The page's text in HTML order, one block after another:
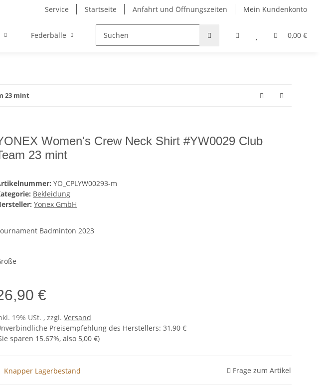
Service Startseite Anfahrt und Öffnungszeiten Mein Kundenkonto
0,00 €
Federbälle Taschen Griffbänder Padel und
23 mint
Women's Crew Neck Shirt #YW0029 Club
23 mint
YO_CPLYW00293-m
Bekleidung
Yonex GmbH
Badminton 2023
€
19% USt. , zzgl. Versand
Preisempfehlung des Herstellers: 31,90 €
sparen 15.67%, also 5,00 €)
Knapper Lagerbestand Frage zum Artikel